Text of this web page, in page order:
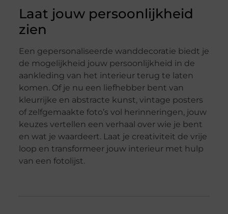
Laat jouw persoonlijkheid
zien
Een gepersonaliseerde wanddecoratie biedt je
de mogelijkheid jouw persoonlijkheid in de
aankleding van het interieur terug te laten
komen. Of je nu een liefhebber bent van
kleurrijke en abstracte kunst, vintage posters
of zelfgemaakte foto’s vol herinneringen, jouw
keuzes vertellen een verhaal over wie je bent
en wat je waardeert. Laat je creativiteit de vrije
loop en transformeer jouw interieur met hulp
van een fotolijst.